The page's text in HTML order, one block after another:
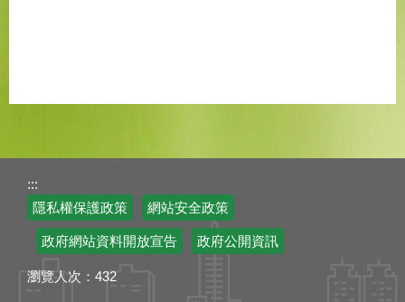
:::
隱私權保護政策
網站安全政策
政府網站資料開放宣告 政府公開資訊
瀏覽人次： 432